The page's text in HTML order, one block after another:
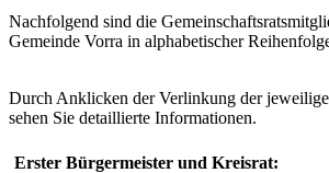
Nachfolgend sind die
Gemeinde Vorra in alphabetischer
Durch Anklicken der Verlinkung der
sehen Sie detaillierte Informationen.
Erster Bürgermeister und Kreisrat: